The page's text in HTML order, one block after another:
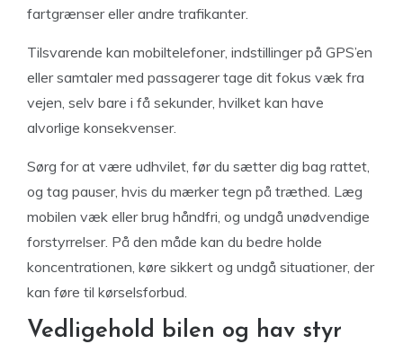
fartgrænser eller andre trafikanter.
Tilsvarende kan mobiltelefoner, indstillinger på GPS’en
eller samtaler med passagerer tage dit fokus væk fra
vejen, selv bare i få sekunder, hvilket kan have
alvorlige konsekvenser.
Sørg for at være udhvilet, før du sætter dig bag rattet,
og tag pauser, hvis du mærker tegn på træthed. Læg
mobilen væk eller brug håndfri, og undgå unødvendige
forstyrrelser. På den måde kan du bedre holde
koncentrationen, køre sikkert og undgå situationer, der
kan føre til kørselsforbud.
Vedligehold bilen og hav styr